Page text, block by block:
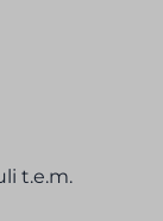
t.e.m.